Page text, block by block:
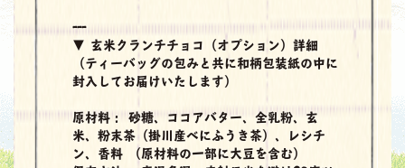
---
▼ 玄米クランチチョコ（オプション）詳細
（ティーバッグの包みと共に和柄包装紙の中に
封入してお届けいたします）
原材料：
砂糖、ココアバター、全乳粉、玄
米、粉末茶（掛川産べにふうき茶）、レシチ
ン、香料 （原材料の一部に大豆を含む）